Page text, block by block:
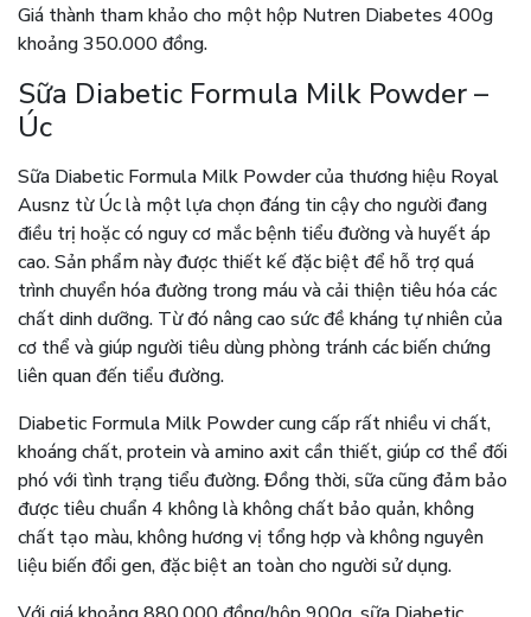
Giá thành tham khảo cho một hộp Nutren Diabetes 400g
khoảng 350.000 đồng.
Sữa Diabetic Formula Milk Powder –
Úc
Sữa Diabetic Formula Milk Powder của thương hiệu Royal
Ausnz từ Úc là một lựa chọn đáng tin cậy cho người đang
điều trị hoặc có nguy cơ mắc bệnh tiểu đường và huyết áp
cao. Sản phẩm này được thiết kế đặc biệt để hỗ trợ quá
trình chuyển hóa đường trong máu và cải thiện tiêu hóa các
chất dinh dưỡng. Từ đó nâng cao sức đề kháng tự nhiên của
cơ thể và giúp người tiêu dùng phòng tránh các biến chứng
liên quan đến tiểu đường.
Diabetic Formula Milk Powder cung cấp rất nhiều vi chất,
khoáng chất, protein và amino axit cần thiết, giúp cơ thể đối
phó với tình trạng tiểu đường. Đồng thời, sữa cũng đảm bảo
được tiêu chuẩn 4 không là không chất bảo quản, không
chất tạo màu, không hương vị tổng hợp và không nguyên
liệu biến đổi gen, đặc biệt an toàn cho người sử dụng.